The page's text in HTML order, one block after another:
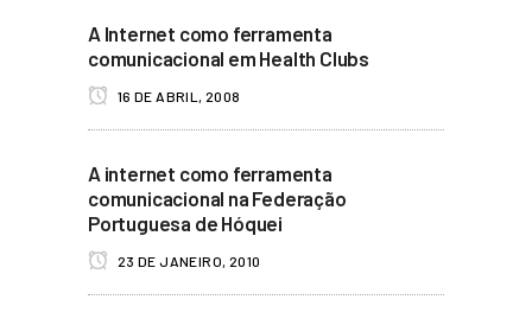
A Internet como ferramenta
comunicacional em Health Clubs
16 DE ABRIL, 2008
A internet como ferramenta
comunicacional na Federação
Portuguesa de Hóquei
23 DE JANEIRO, 2010